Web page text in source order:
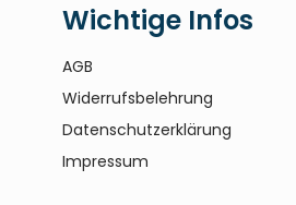
Wichtige Infos
AGB
Widerrufsbelehrung
Datenschutzerklärung
Impressum